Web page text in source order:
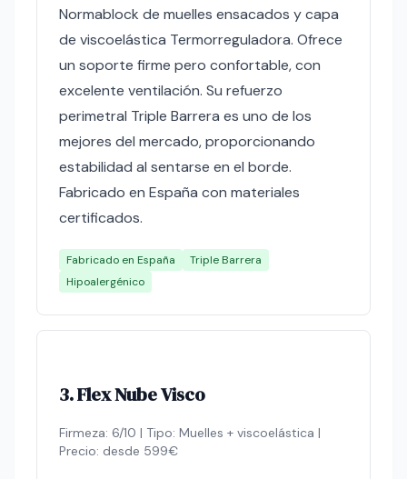
Normablock de muelles ensacados y capa
de viscoelástica Termorreguladora. Ofrece
un soporte firme pero confortable, con
excelente ventilación. Su refuerzo
perimetral Triple Barrera es uno de los
mejores del mercado, proporcionando
estabilidad al sentarse en el borde.
Fabricado en España con materiales
certificados.
Fabricado en España
Triple Barrera
Hipoalergénico
3. Flex Nube Visco
Firmeza: 6/10 | Tipo: Muelles + viscoelástica |
Precio: desde 599€